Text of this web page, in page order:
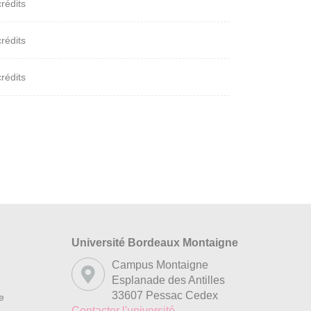
Université Bordeaux Montaigne
Campus Montaigne
Esplanade des Antilles
33607 Pessac Cedex